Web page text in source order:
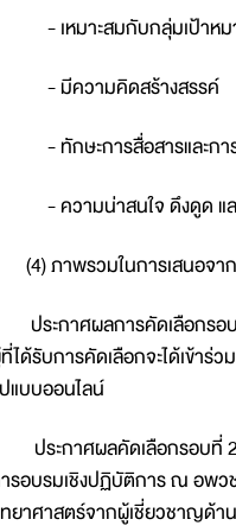
- เหมาะสมกับกลุ่มเป้าหม
- มีความคิดสร้างสรรค์
- ทักษะการสื่อสารและกา
- ความน่าสนใจ ดึงดูด แล
(4) ภาพรวมในการ
ประกาศผลการคัดเลือกรอบ
ได้รับการคัดเลือกจะได้เข้า
แบบออนไลน์
ประกาศผลคัดเลือกรอบที่ 2
รอบรมเชิงปฏิบัติการ ณ อพว
ยาศาสตร์จากผู้เชี่ยวชาญด้า